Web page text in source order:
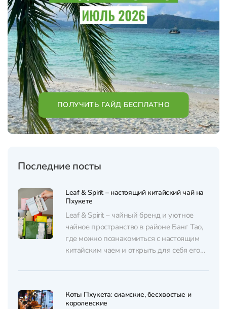
ПОЛУЧИТЬ ГАЙД БЕСПЛАТНО
Последние посты
Leaf & Spirit – настоящий китайский чай на
Пхукете
Leaf & Spirit – чайный бренд и уютное
чайное пространство в районе Банг Тао,
где можно познакомиться с настоящим
китайским чаем и открыть для себя его
формальности. В основе коллекции –
одного из самых известных чайных
Коты Пхукета: сиамские, бесхвостые и
королевские